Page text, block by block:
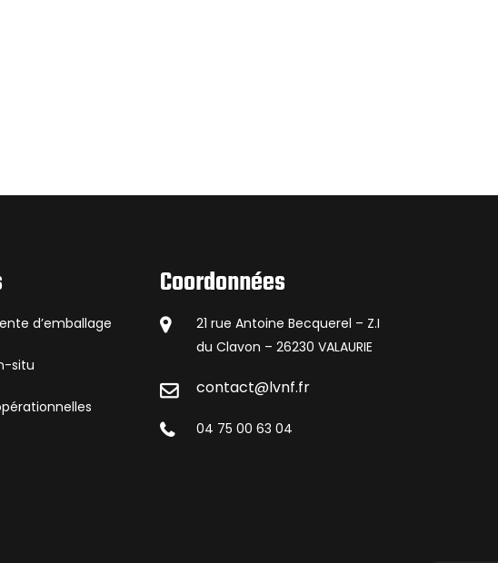
d’emballage
situ
Coordonnées
21 rue Antoine Becquerel – Z.I
du Clavon – 26230 VALAURIE
contact@lvnf.fr
04 75 00 63 04